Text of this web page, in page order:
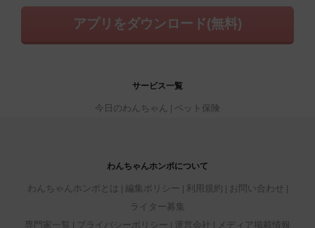
アプリをダウンロード(無料)
サービス一覧
今日のわんちゃん ペット保険
わんちゃんホンポについて
わんちゃんホンポとは 編集ポリシー 利用規約
お問い合わせ
ライター募集
専門家一覧
プライバシーポリシー 運営会社 メディア掲載情報